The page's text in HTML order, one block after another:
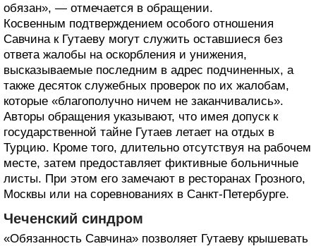
обязан», — отмечается в обращении.
Косвенным подтверждением особого отношения
Савчина к Гутаеву могут служить оставшиеся без
ответа жалобы на оскорбления и унижения,
высказываемые последним в адрес подчиненных, а
также десяток служебных проверок по их жалобам,
которые «благополучно ничем не заканчивались».
Авторы обращения указывают, что имея допуск к
государственной тайне Гутаев летает на отдых в
Турцию. Кроме того, длительно отсутствуя на рабочем
месте, затем предоставляет фиктивные больничные
листы. При этом его замечают в ресторанах Грозного,
Москвы или на соревнованиях в Санкт-Петербурге.
Чеченский синдром
«Обязанность Савчина» позволяет Гутаеву крышевать